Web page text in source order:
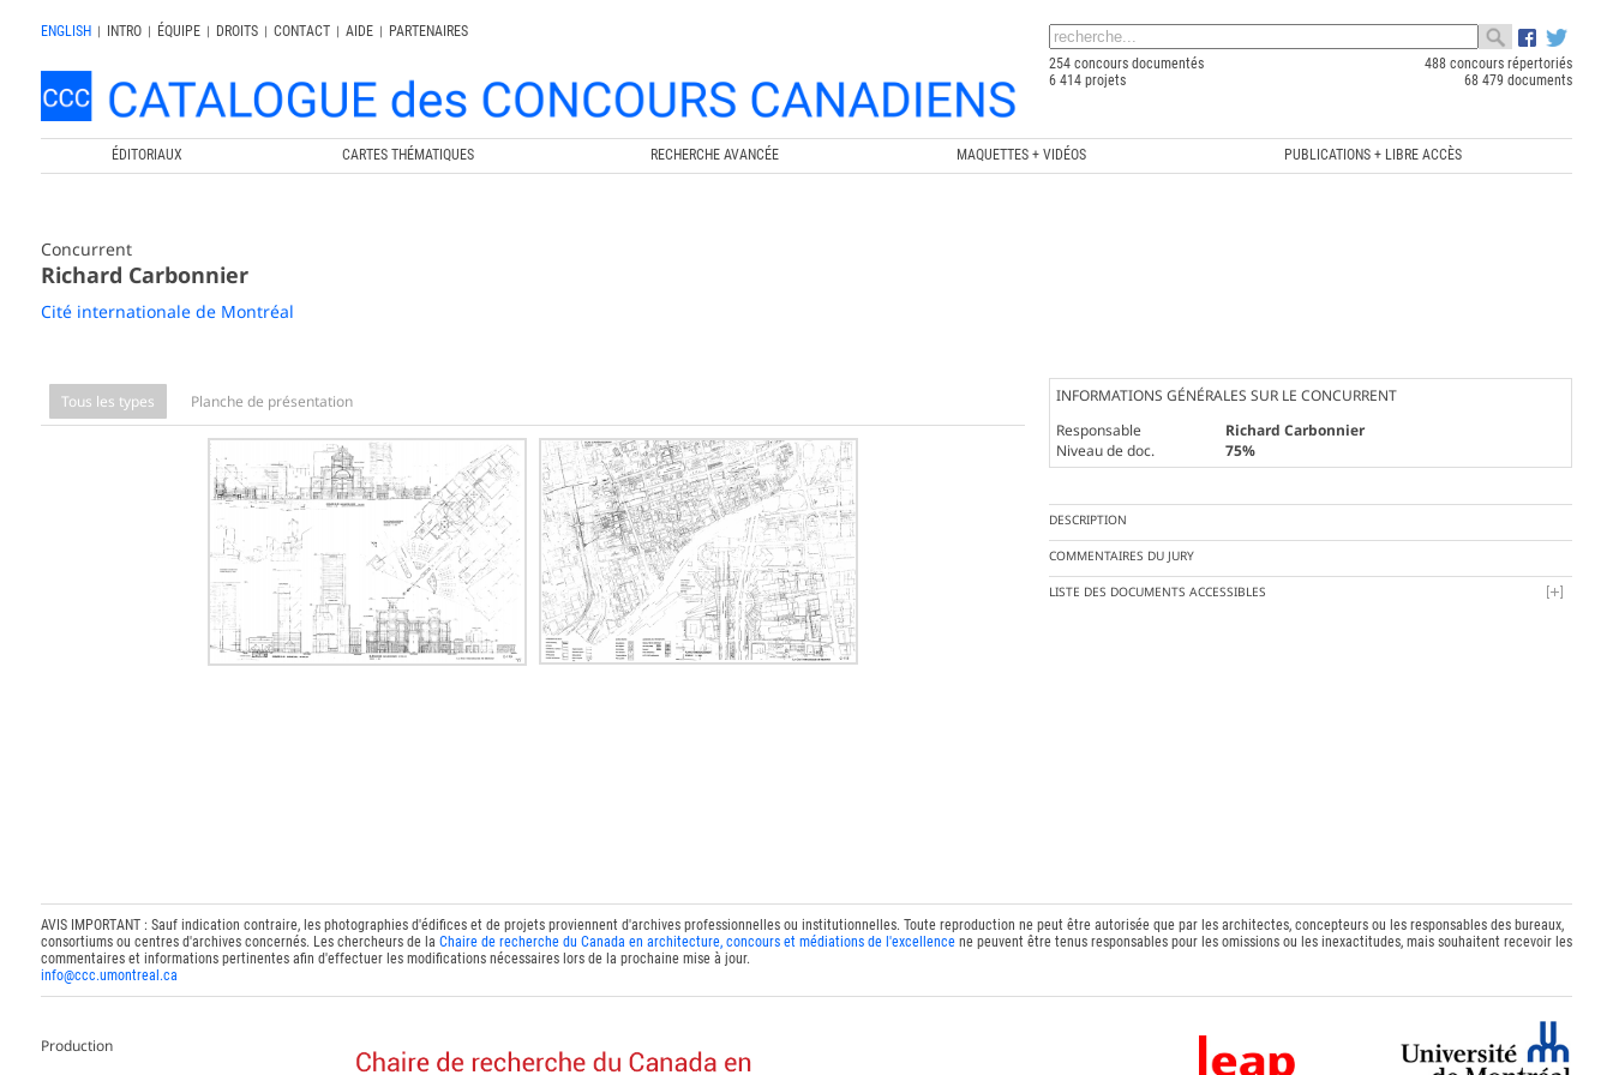
ENGLISH | INTRO | ÉQUIPE | DROITS | CONTACT | AIDE |
PARTENAIRES
254 concours documentés
488 concours répertoriés
6 414 projets
68 479 documents
ÉDITORIAUX CARTES THÉMATIQUES RECHERCHE AVANCÉE MAQUETTES + VIDÉOS PUBLICATIONS + LIBRE ACCÈS
Concurrent
Richard Carbonnier
Cité internationale de Montréal
Tous les types Planche de présentation
INFORMATIONS GÉNÉRALES SUR LE CONCURRENT
Responsable
Richard Carbonnier
Niveau de doc.
75%
DESCRIPTION
COMMENTAIRES DU JURY
LISTE DES DOCUMENTS ACCESSIBLES
AVIS IMPORTANT : Sauf indication contraire, les photographies d'édifices et de projets proviennent d'archives professionnelles ou institutionnelles. Toute reproduction ne peut être autorisée que par les architectes, concepteurs ou les responsables des bureaux,
consortiums ou centres d'archives concernés. Les chercheurs de la Chaire de recherche du Canada en architecture, concours et médiations de l'excellencene peuvent être tenus responsables pour les omissions ou les inexactitudes, mais souhaitent recevoir les
commentaires et informations pertinentes afin d'effectuer les modifications nécessaires lors de la prochaine mise à jour.
info@ccc.umontreal.ca
Production